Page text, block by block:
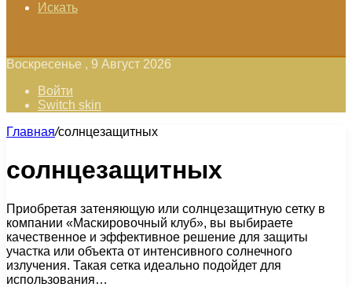
Искать
Воскресенье , 9 Август 2026
Войти
Switch skin
Главная/солнцезащитных
солнцезащитных
Приобретая затеняющую или солнцезащитную сетку в
компании «Маскировочный клуб», вы выбираете
качественное и эффективное решение для защиты
участка или объекта от интенсивного солнечного
излучения. Такая сетка идеально подойдет для
использования…